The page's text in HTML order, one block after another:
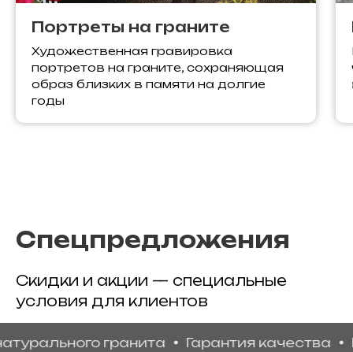
Портреты на граните
Художественная гравировка
портретов на граните, сохраняющая
образ близких в памяти на долгие
годы
Спецпредложения
Скидки и акции — специальные
условия для клиентов
гранита Гарантия качества